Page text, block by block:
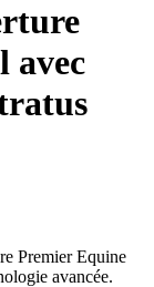
avec
Premier Equine
avancée.